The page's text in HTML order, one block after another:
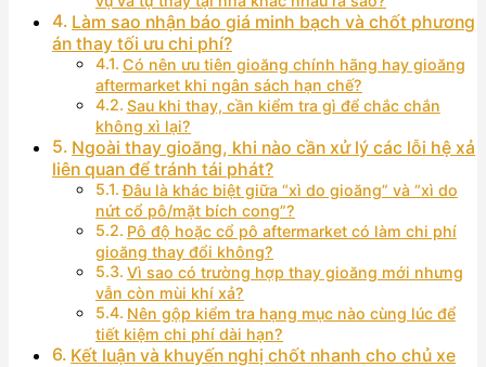
Làm sao nhận báo giá minh bạch và chốt phương
án thay tối ưu chi phí?
Có nên ưu tiên gioăng chính hãng hay gioăng
aftermarket khi ngân sách hạn chế?
Sau khi thay, cần kiểm tra gì để chắc chắn
không xì lại?
Ngoài thay gioăng, khi nào cần xử lý các lỗi hệ xả
liên quan để tránh tái phát?
Đâu là khác biệt giữa “xì do gioăng” và “xì do
nứt cổ pô/mặt bích cong”?
Pô độ hoặc cổ pô aftermarket có làm chi phí
gioăng thay đổi không?
Vì sao có trường hợp thay gioăng mới nhưng
vẫn còn mùi khí xả?
Nên gộp kiểm tra hạng mục nào cùng lúc để
tiết kiệm chi phí dài hạn?
Kết luận và khuyến nghị chốt nhanh cho chủ xe